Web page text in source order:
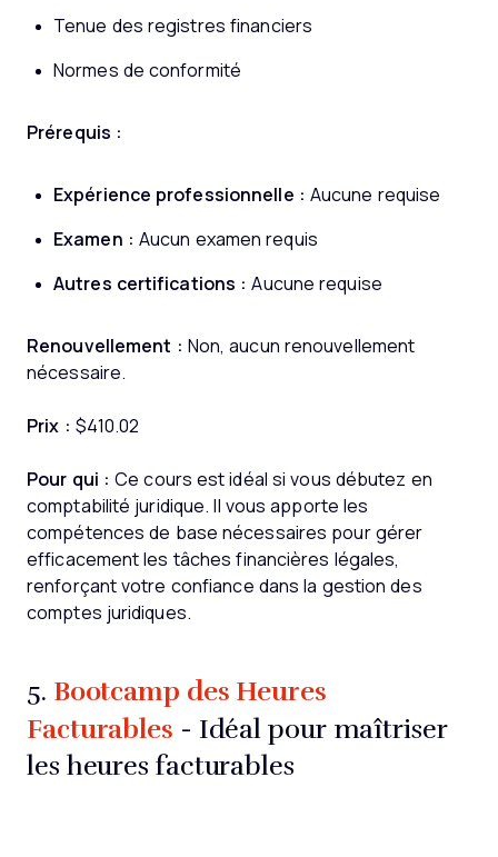
Tenue des registres financiers
Normes de conformité
Prérequis :
Expérience professionnelle : Aucune requise
Examen : Aucun examen requis
Autres certifications : Aucune requise
Renouvellement : Non, aucun renouvellement
nécessaire.
Prix : $410.02
Pour qui : Ce cours est idéal si vous débutez en
comptabilité juridique. Il vous apporte les
compétences de base nécessaires pour gérer
efficacement les tâches financières légales,
renforçant votre confiance dans la gestion des
comptes juridiques.
5. Bootcamp des Heures
Facturables - Idéal pour maîtriser
les heures facturables